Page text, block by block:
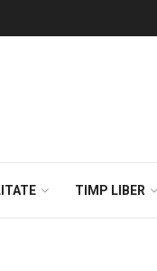
TIMP LIBER